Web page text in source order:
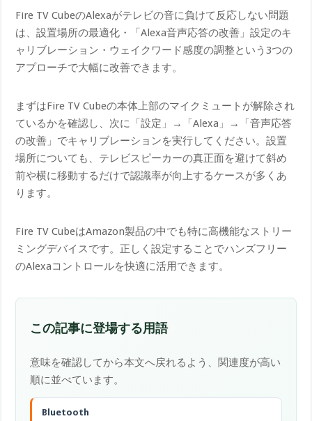
Fire TV CubeのAlexaがテレビの音に負けて反応しない問題
は、設置場所の最適化・「Alexa音声応答の改善」設定のキ
ャリブレーション・ウェイクワード感度の調整という3つの
アプローチで大幅に改善できます。
まずはFire TV Cubeの本体上部のマイクミュートが解除され
ているかを確認し、次に「設定」→「Alexa」→「音声応答
の改善」でキャリブレーションを実行してください。設置
場所についても、テレビスピーカーの真正面を避けて斜め
前や横に移動するだけで認識率が向上するケースが多くあ
ります。
Fire TV CubeはAmazon製品の中でも特に高機能なストリー
ミングデバイスです。正しく設定することでハンズフリー
のAlexaコントロールを快適に活用できます。
この記事に登場する用語
意味を確認してから本文へ戻れるよう、関連度が高い
順に並べています。
Bluetooth